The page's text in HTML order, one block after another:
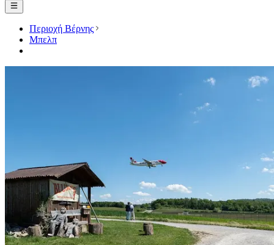
Περιοχή Βέρνης
Μπελπ